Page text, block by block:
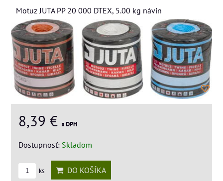
Motuz JUTA PP 20 000 DTEX, 5.00 kg návin
8,39 € s DPH
Dostupnosť: Skladom
ks DO KOŠÍKA